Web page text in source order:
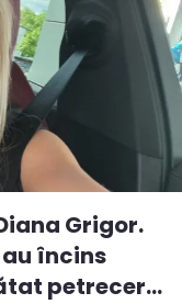
Grigor.
încins
petrecer...